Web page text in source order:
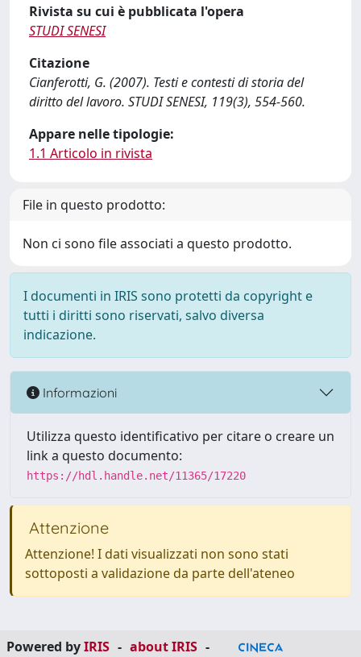
Rivista su cui è pubblicata l'opera
STUDI SENESI
Citazione
Cianferotti, G. (2007). Testi e contesti di storia del
diritto del lavoro. STUDI SENESI, 119(3), 554-560.
Appare nelle tipologie:
1.1 Articolo in rivista
File in questo prodotto:
Non ci sono file associati a questo prodotto.
I documenti in IRIS sono protetti da copyright e
tutti i diritti sono riservati, salvo diversa
indicazione.
Informazioni
Utilizza questo identificativo per citare o creare un
link a questo documento:
https://hdl.handle.net/11365/17220
Attenzione
Attenzione! I dati visualizzati non sono stati
sottoposti a validazione da parte dell'ateneo
Powered byIRIS - about IRIS -